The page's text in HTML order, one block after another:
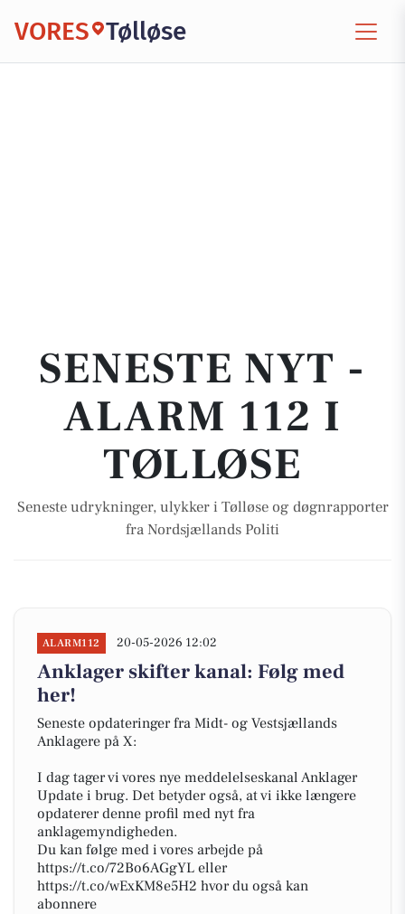
VORES Tølløse
SENESTE NYT -
ALARM 112 I
TØLLØSE
Seneste udrykninger, ulykker i Tølløse og døgnrapporter
fra Nordsjællands Politi
ALARM112 20-05-2026 12:02
Anklager skifter kanal: Følg med
her!
Seneste opdateringer fra Midt- og Vestsjællands
Anklagere på X:
I dag tager vi vores nye meddelelseskanal Anklager
Update i brug. Det betyder også, at vi ikke længere
opdaterer denne profil med nyt fra
anklagemyndigheden.
Du kan følge med i vores arbejde på
https://t.co/72Bo6AGgYL eller
https://t.co/wExKM8e5H2 hvor du også kan
abonnere